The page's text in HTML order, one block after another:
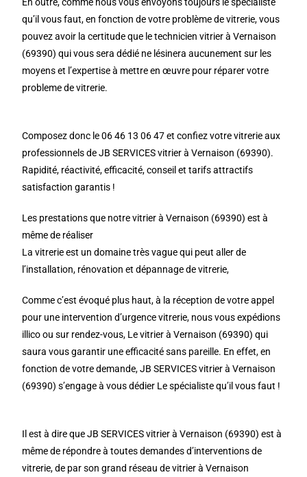
qu’il vous faut, en fonction de votre problème de vitrerie, vous
pouvez avoir la certitude que le technicien vitrier à Vernaison
(69390) qui vous sera dédié ne lésinera aucunement sur les
moyens et l’expertise à mettre en œuvre pour réparer votre
probleme de vitrerie.
Composez donc le 06 46 13 06 47 et confiez votre vitrerie aux
professionnels de JB SERVICES vitrier à Vernaison (69390).
Rapidité, réactivité, efficacité, conseil et tarifs attractifs
satisfaction garantis !
Les prestations que notre vitrier à Vernaison (69390) est à
même de réaliser
La vitrerie est un domaine très vague qui peut aller de
l’installation, rénovation et dépannage de vitrerie,
Comme c’est évoqué plus haut, à la réception de votre appel
pour une intervention d’urgence vitrerie, nous vous expédions
illico ou sur rendez-vous, Le vitrier à Vernaison (69390) qui
saura vous garantir une efficacité sans pareille. En effet, en
fonction de votre demande, JB SERVICES vitrier à Vernaison
(69390) s’engage à vous dédier Le spécialiste qu’il vous faut !
Il est à dire que JB SERVICES vitrier à Vernaison (69390) est à
même de répondre à toutes demandes d’interventions de
vitrerie, de par son grand réseau de vitrier à Vernaison